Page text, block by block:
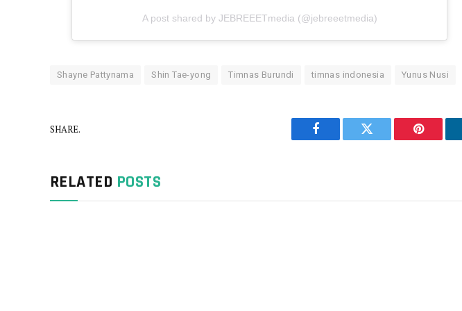
A post shared by JEBREEETmedia (@jebreeetmedia)
Shayne Pattynama Shin Tae-yong Timnas Burundi timnas indonesia Yunus Nusi
SHARE.
Facebook Twitter Pinterest
RELATED POSTS